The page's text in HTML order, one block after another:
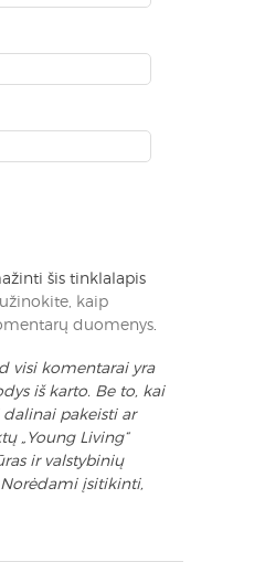
šis tinklalapis
kaip
duomenys.
visi komentarai yra
iš karto. Be to, kai
pakeisti ar
„Young Living“
ir valstybinių
įsitikinti,